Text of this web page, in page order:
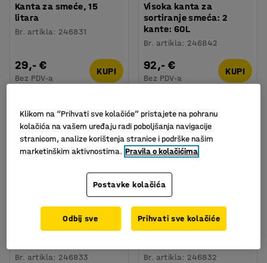
Kanta za smeće, 15
litara
Br. artikla: 246831
29,- €
Bez PDV-a
KUPI
Visoka kanta za
sortiranje smeća: 2
kante: 60L
Br. artikla: 246842
92,- €
Bez PDV-a
KUPI
Kanta za smeće, 45
Br. artikla: 246833
Kanta za smeće, 30
Br. artikla: 246832
Klikom na “Prihvati sve kolačiće” pristajete na pohranu
kolačića na vašem uređaju radi poboljšanja navigacije
stranicom, analize korištenja stranice i podrške našim
marketinškim aktivnostima. Pravila o kolačićima
Postavke kolačića
Odbij sve Prihvati sve kolačiće